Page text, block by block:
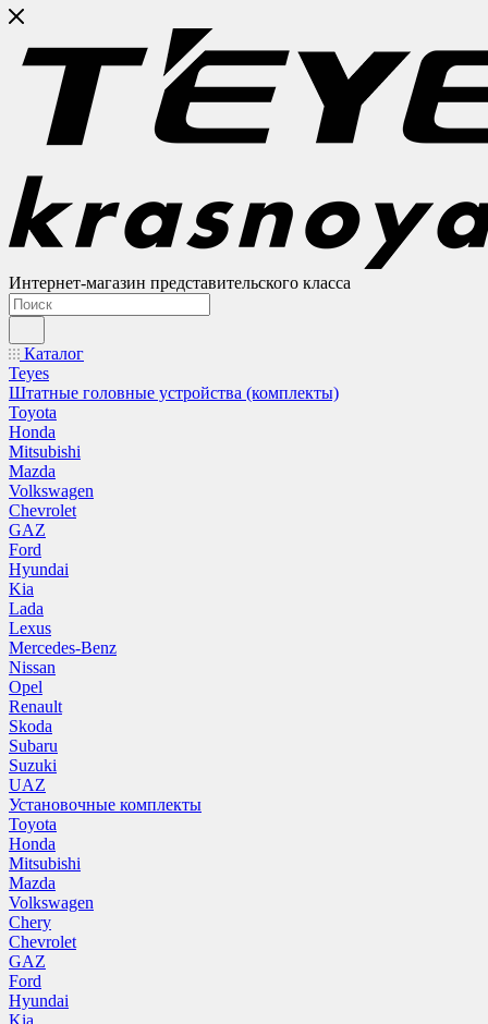
Интернет-магазин представительского класса
Каталог
Teyes
Штатные головные устройства (комплекты)
Toyota
Honda
Mitsubishi
Mazda
Volkswagen
Chevrolet
GAZ
Ford
Hyundai
Kia
Lada
Lexus
Mercedes-Benz
Nissan
Opel
Renault
Skoda
Subaru
Suzuki
UAZ
Установочные комплекты
Toyota
Honda
Mitsubishi
Mazda
Volkswagen
Chery
Chevrolet
GAZ
Ford
Hyundai
Kia